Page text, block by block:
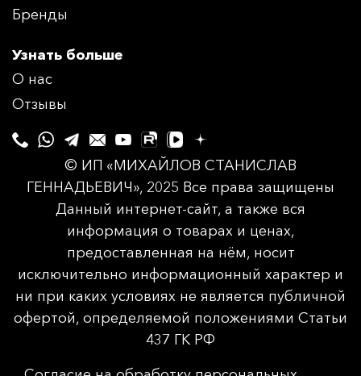
Бренды
Узнать больше
О нас
Отзывы
© ИП «МИХАЙЛОВ СТАНИСЛАВ
ГЕННАДЬЕВИЧ», 2025 Все права защищены
Данный интернет-сайт, а также вся
информация о товарах и ценах,
предоставленная на нём, носит
исключительно информационный характер и
ни при каких условиях не является публичной
офертой, определяемой положениями Статьи
437 ГК РФ